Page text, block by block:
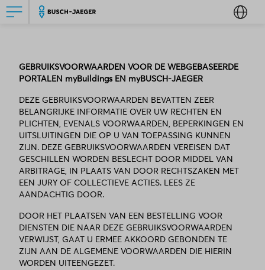
GEBRUIKSVOORWAARDEN VOOR DE WEBGEBASEERDE
PORTALEN myBuildings EN myBUSCH-JAEGER
DEZE GEBRUIKSVOORWAARDEN BEVATTEN ZEER
BELANGRIJKE INFORMATIE OVER UW RECHTEN EN
PLICHTEN, EVENALS VOORWAARDEN, BEPERKINGEN EN
UITSLUITINGEN DIE OP U VAN TOEPASSING KUNNEN
ZIJN. DEZE GEBRUIKSVOORWAARDEN VEREISEN DAT
GESCHILLEN WORDEN BESLECHT DOOR MIDDEL VAN
ARBITRAGE, IN PLAATS VAN DOOR RECHTSZAKEN MET
EEN JURY OF COLLECTIEVE ACTIES. LEES ZE
AANDACHTIG DOOR.
DOOR HET PLAATSEN VAN EEN BESTELLING VOOR
DIENSTEN DIE NAAR DEZE GEBRUIKSVOORWAARDEN
VERWIJST, GAAT U ERMEE AKKOORD GEBONDEN TE
ZIJN AAN DE ALGEMENE VOORWAARDEN DIE HIERIN
WORDEN UITEENGEZET.